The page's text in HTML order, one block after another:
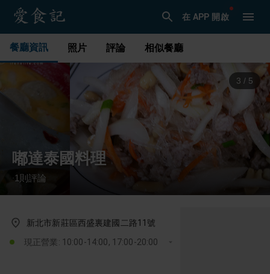
在 APP 開啟
餐廳資訊 照片 評論 相似餐廳
3 / 5
嘟達泰國料理
·1 則評論
新北市新莊區西盛裏建國二路11號
現正營業: 10:00-14:00, 17:00-20:00